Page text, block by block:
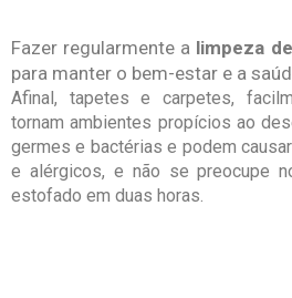
Fazer regularmente a limpeza
para manter o bem-estar e a
Afinal, tapetes e carpetes,
tornam ambientes propícios ao
germes e bactérias e podem
e alérgicos, e não se preocupe
estofado em duas horas.